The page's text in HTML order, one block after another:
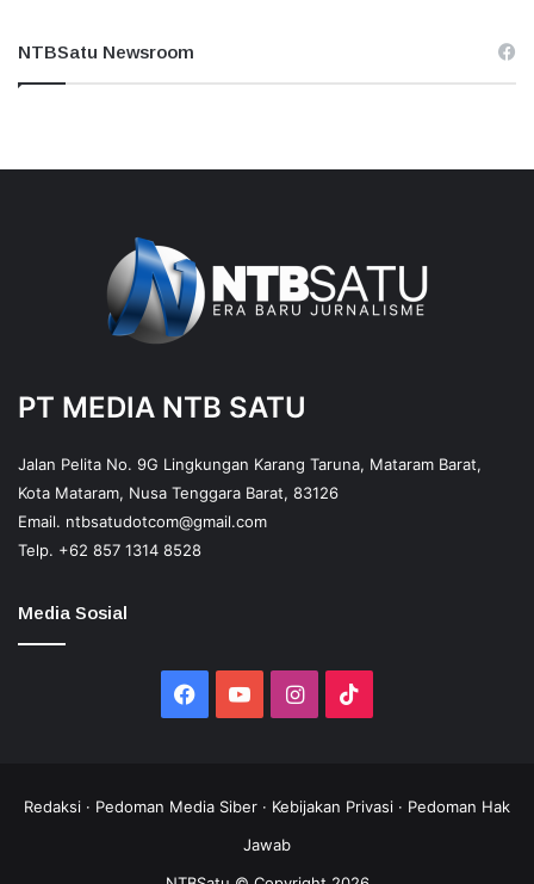
NTBSatu Newsroom
PT MEDIA NTB SATU
Jalan Pelita No. 9G Lingkungan Karang Taruna, Mataram Barat,
Kota Mataram, Nusa Tenggara Barat, 83126
Email. ntbsatudotcom@gmail.com
Telp. +62 857 1314 8528
Media Sosial
Facebook
YouTubeInstagram
Redaksi · Pedoman Media Siber · Kebijakan Privasi · Pedoman Hak
Jawab